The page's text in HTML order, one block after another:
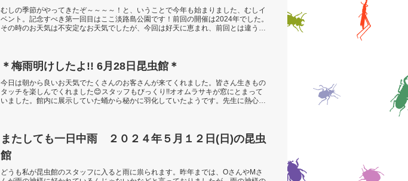
むしの季節がやってきたぞ～～～～！と、いうことで今年も始まりました、むしイ
ベント。記念すべき第一回目はここ淡路島公園です！前回の開催は2024年でした。
その時のお天気は不安定なお天気でしたが、今回は好天に恵まれ、前回とは違うむ
＊梅雨明けしたよ!! 6月28日昆虫館＊
今日は朝から良いお天気でたくさんのお客さんが来てくれました。皆さん生きもの
タッチを楽しんでくれました😊スタッフもびっくり!!オオムラサキが窓にとまって
いました。館内に展示していた蛹から秘かに羽化していたようです。先生に熱心に
またしても一日中雨 ２０２４年５月１２日(日)の昆虫
館
どうも私が昆虫館のスタッフに入ると雨に祟られます。昨年までは、OさんやMさ